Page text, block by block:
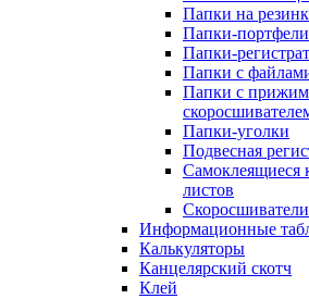
Папки на
Папки-портфели
Папки-
Папки с
Папки с
Папки-уголки
Подвесная
Самоклеящиеся
листов
Скоросшиватели
Информационные
Калькуляторы
Канцелярский скотч
Клей